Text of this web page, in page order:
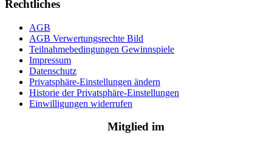
Rechtliches
AGB
AGB Verwertungsrechte Bild
Teilnahmebedingungen Gewinnspiele
Impressum
Datenschutz
Privatsphäre-Einstellungen ändern
Historie der Privatsphäre-Einstellungen
Einwilligungen widerrufen
Mitglied im